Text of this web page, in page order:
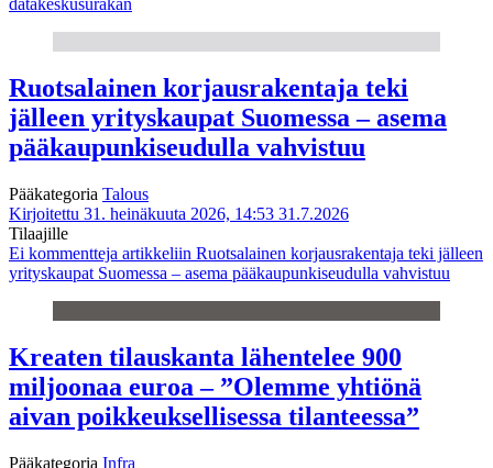
datakeskusurakan
Ruotsalainen korjausrakentaja teki
jälleen yrityskaupat Suomessa – asema
pääkaupunkiseudulla vahvistuu
Pääkategoria Talous
Kirjoitettu 31. heinäkuuta 2026, 14:53 31.7.2026
Tilaajille
Ei kommentteja artikkeliin Ruotsalainen korjausrakentaja teki jälleen
yrityskaupat Suomessa – asema pääkaupunkiseudulla vahvistuu
Kreaten tilauskanta lähentelee 900
miljoonaa euroa – ”Olemme yhtiönä
aivan poikkeuksellisessa tilanteessa”
Pääkategoria Infra